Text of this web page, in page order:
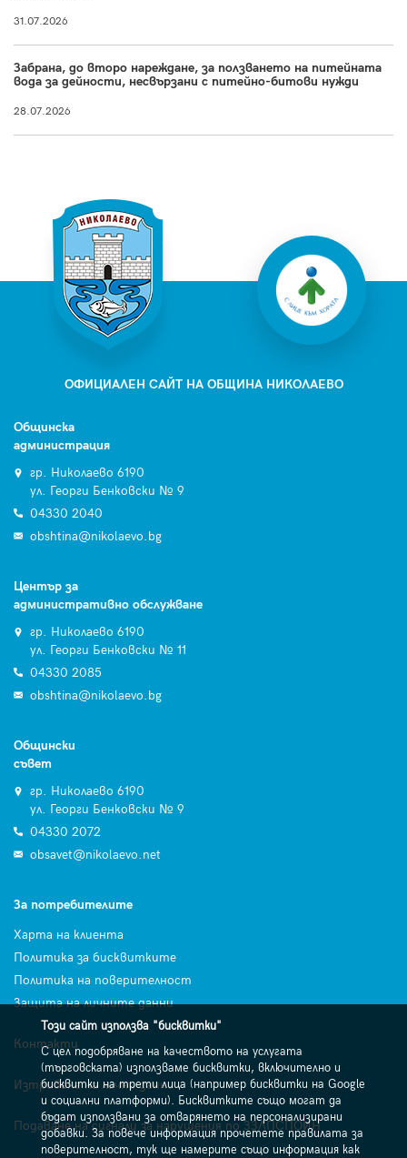
31.07.2026
Забрана, до второ нареждане, за ползването на питейната
вода за дейности, несвързани с питейно-битови нужди
28.07.2026
ОФИЦИАЛЕН САЙТ НА ОБЩИНА НИКОЛАЕВО
Общинска
администрация
гр. Николаево 6190
ул. Георги Бенковски № 9
04330 2040
obshtina@nikolaevo.bg
Център за
административно обслужване
гр. Николаево 6190
ул. Георги Бенковски № 11
04330 2085
obshtina@nikolaevo.bg
Общински
съвет
гр. Николаево 6190
ул. Георги Бенковски № 9
04330 2072
obsavet@nikolaevo.net
За потребителите
Харта на клиента
Политика за бисквитките
Политика на поверителност
Защита на личните данни
Контакти
Изтриване на лични данни
Подаване на сигнали за нарушения по ЗЗЛПСПОИН
Този сайт използва "бисквитки"
С цел подобряване на качеството на услугата
(търговската) използваме бисквитки, включително и
бисквитки на трети лица (например бисквитки на Google
и социални платформи). Бисквитките също могат да
бъдат използвани за отварянето на персонализирани
добавки. За повече информация прочетете правилата за
поверителност, тук ще намерите също информация как